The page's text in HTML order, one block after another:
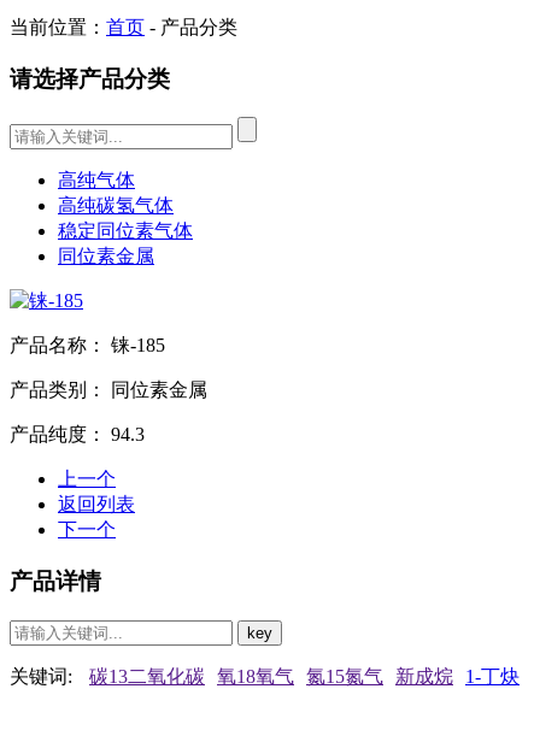
当前位置： 首页 - 产品分类
请选择产品分类
高纯气体
高纯碳氢气体
稳定同位素气体
同位素金属
产品名称： 铼-185
产品类别： 同位素金属
产品纯度： 94.3
上一个
返回列表
下一个
产品详情
关键词: 碳13二氧化碳 氧18氧气 氮15氮气 新成烷 1-丁炔